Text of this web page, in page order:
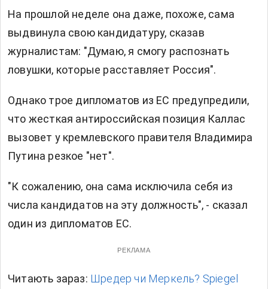
На прошлой неделе она даже, похоже, сама
выдвинула свою кандидатуру, сказав
журналистам: "Думаю, я смогу распознать
ловушки, которые расставляет Россия".
Однако трое дипломатов из ЕС предупредили,
что жесткая антироссийская позиция Каллас
вызовет у кремлевского правителя Владимира
Путина резкое "нет".
"К сожалению, она сама исключила себя из
числа кандидатов на эту должность", - сказал
один из дипломатов ЕС.
РЕКЛАМА
Читають зараз: Шредер чи Меркель? Spiegel